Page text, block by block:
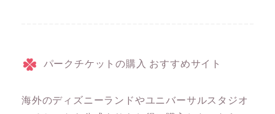
パークチケットの購入 おすすめサイト
海外のディズニーランドやユニバーサルスタジオ